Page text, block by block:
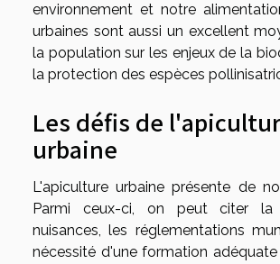
environnement et notre
urbaines sont aussi un excellent
la population sur les enjeux de la
la protection des espèces
Les défis de
urbaine
L'apiculture urbaine présente de
Parmi ceux-ci, on peut citer la
nuisances, les réglementations
nécessité d'une formation adéquate